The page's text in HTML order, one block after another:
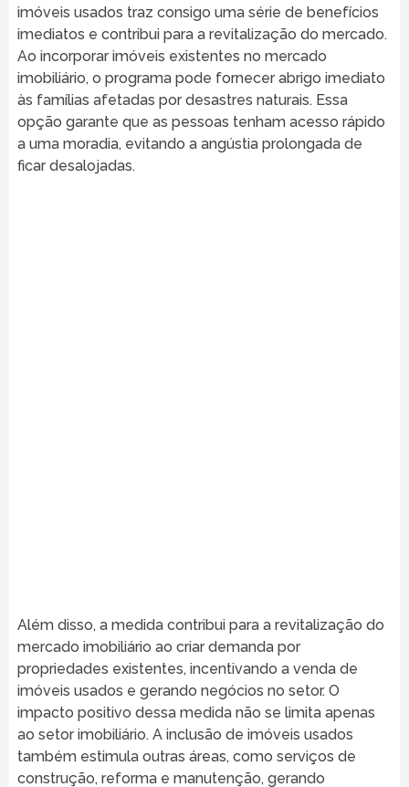
imóveis usados traz consigo uma série de benefícios
imediatos e contribui para a revitalização do mercado.
Ao incorporar imóveis existentes no mercado
imobiliário, o programa pode fornecer abrigo imediato
às famílias afetadas por desastres naturais. Essa
opção garante que as pessoas tenham acesso rápido
a uma moradia, evitando a angústia prolongada de
ficar desalojadas.
Além disso, a medida contribui para a revitalização do
mercado imobiliário ao criar demanda por
propriedades existentes, incentivando a venda de
imóveis usados e gerando negócios no setor. O
impacto positivo dessa medida não se limita apenas
ao setor imobiliário. A inclusão de imóveis usados
também estimula outras áreas, como serviços de
construção, reforma e manutenção, gerando